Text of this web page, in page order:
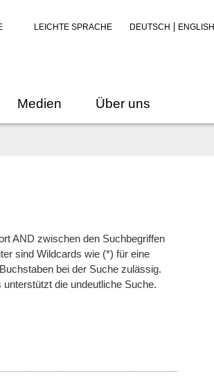
LEICHTE SPRACHE DEUTSCH ENGLISH
Medien Über uns
AND zwischen den Suchbegriffen
sind Wildcards wie (*) für eine
bei der Suche zulässig.
die undeutliche Suche.